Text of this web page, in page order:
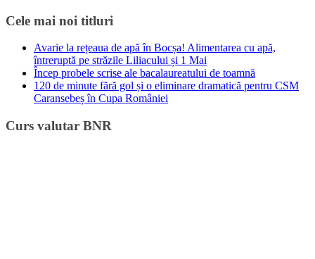
Cele mai noi titluri
Avarie la rețeaua de apă în Bocșa! Alimentarea cu apă,
întreruptă pe străzile Liliacului și 1 Mai
Încep probele scrise ale bacalaureatului de toamnă
120 de minute fără gol și o eliminare dramatică pentru CSM
Caransebeș în Cupa României
Curs valutar BNR